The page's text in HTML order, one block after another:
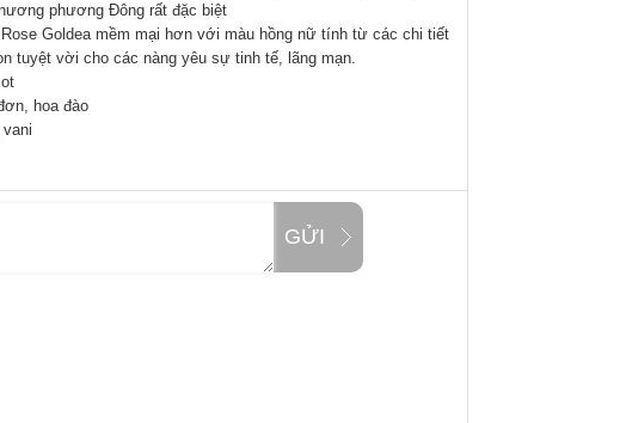
phương Đông rất đặc biệt
Rose Goldeamềm mại hơn với màu hồng nữ tính từ các chi tiết
tuyệt vời cho các nàng yêu sự tinh tế, lãng mạn.
hoa đào
GỬI